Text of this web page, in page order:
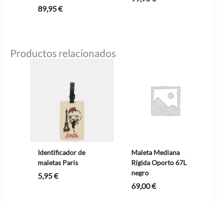
89,95€
Productos relacionados
Identificador de
maletas Paris
5,95€
Maleta Mediana
Rígida Oporto 67L
negro
69,00€